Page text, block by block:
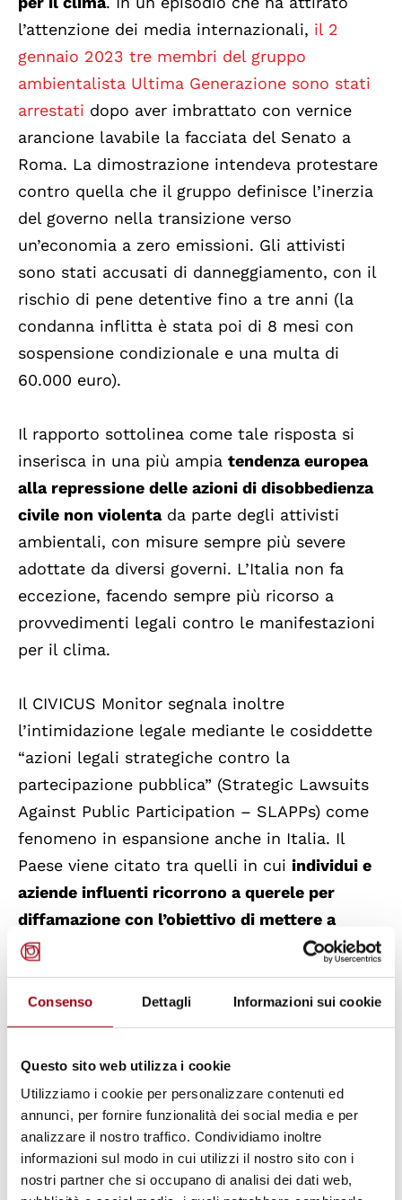
Consenso Dettagli Informazioni sui cookie
Questo sito web utilizza i cookie
Utilizziamo i cookie per personalizzare contenuti ed
annunci, per fornire funzionalità dei social media e per
analizzare il nostro traffico. Condividiamo inoltre
informazioni sul modo in cui utilizzi il nostro sito con i
nostri partner che si occupano di analisi dei dati web,
l’attenzione dei media internazionali, il 2
gennaio 2023 tre membri del gruppo
ambientalista Ultima Generazione sono stati
arrestati dopo aver imbrattato con vernice
arancione lavabile la facciata del Senato a
Roma. La dimostrazione intendeva protestare
contro quella che il gruppo definisce l’inerzia
del governo nella transizione verso
un’economia a zero emissioni. Gli attivisti
sono stati accusati di danneggiamento, con il
rischio di pene detentive fino a tre anni (la
condanna inflitta è stata poi di 8 mesi con
sospensione condizionale e una multa di
60.000 euro).
Il rapporto sottolinea come tale risposta si
inserisca in una più ampia tendenza europea
alla repressione delle azioni di disobbedienza
civile non violentada parte degli attivisti
ambientali, con misure sempre più severe
adottate da diversi governi. L’Italia non fa
eccezione, facendo sempre più ricorso a
provvedimenti legali contro le manifestazioni
per il clima.
Il CIVICUS Monitor segnala inoltre
l’intimidazione legale mediante le cosiddette
“azioni legali strategiche contro la
partecipazione pubblica” (Strategic Lawsuits
Against Public Participation – SLAPPs) come
fenomeno in espansione anche in Italia. Il
Paese viene citato tra quelli in cui individui e
aziende influenti ricorrono a querele per
diffamazione con l’obiettivo di mettere a
tacere giornalisti e attivisti
. Queste azioni
legali, pur spesso infondate, hanno l’effetto di
intimidire le voci critiche e ostacolare
l’inchiesta su questioni di interesse pubblico.
libertà dei media. In un caso recente
(dicembre 2022), il capo di gabinetto della
prefettura di Salerno ha vietato ai giornalisti
di riprendere o fotografare i migranti sbarcati